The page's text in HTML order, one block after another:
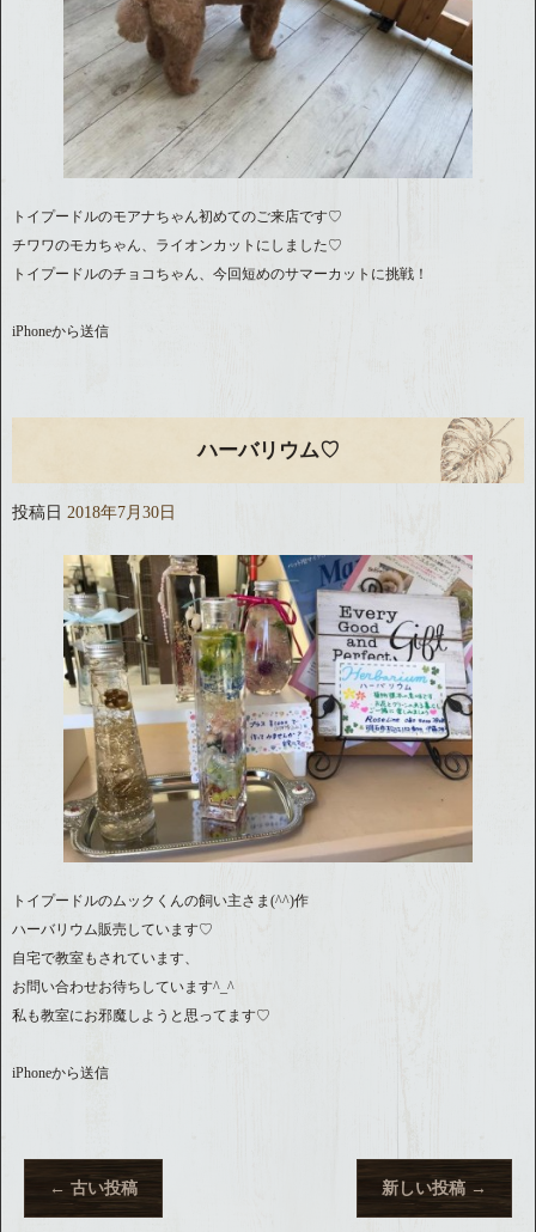
トイプードルのモアナちゃん初めてのご来店です♡
チワワのモカちゃん、ライオンカットにしました♡
トイプードルのチョコちゃん、今回短めのサマーカットに挑戦！
iPhoneから送信
ハーバリウム♡
投稿日 2018年7月30日
トイプードルのムックくんの飼い主さま(^^)作
ハーバリウム販売しています♡
自宅で教室もされています、
お問い合わせお待ちしています^_^
私も教室にお邪魔しようと思ってます♡
iPhoneから送信
← 古い投稿 新しい投稿 →